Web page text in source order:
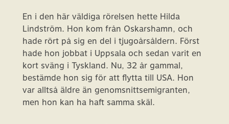
En i den här väldiga rörelsen hette Hilda
Lindström. Hon kom från Oskarshamn, och
hade rört på sig en del i tjugoårsåldern. Först
hade hon jobbat i Uppsala och sedan varit en
kort sväng i Tyskland. Nu, 32 år gammal,
bestämde hon sig för att flytta till USA. Hon
var alltså äldre än genomsnittsemigranten,
men hon kan ha haft samma skäl.